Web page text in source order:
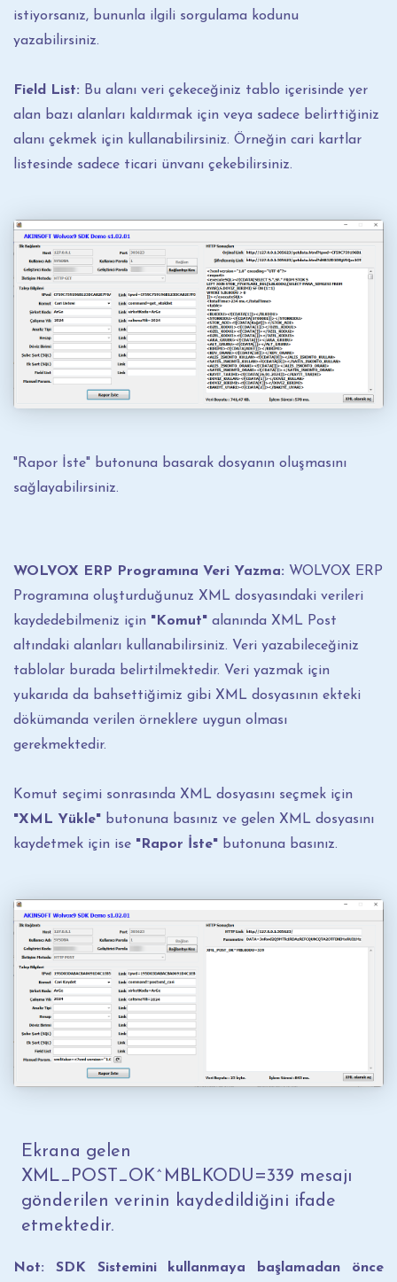
istiyorsanız, bununla ilgili sorgulama kodunu
yazabilirsiniz.
Field List: Bu alanı veri çekeceğiniz tablo içerisinde yer
alan bazı alanları kaldırmak için veya sadece belirttiğiniz
alanı çekmek için kullanabilirsiniz. Örneğin cari kartlar
listesinde sadece ticari ünvanı çekebilirsiniz.
"Rapor İste" butonuna basarak dosyanın oluşmasını
sağlayabilirsiniz.
WOLVOX ERP Programına Veri Yazma: WOLVOX ERP
Programına oluşturduğunuz XML dosyasındaki verileri
kaydedebilmeniz için "Komut" alanında XML Post
altındaki alanları kullanabilirsiniz. Veri yazabileceğiniz
tablolar burada belirtilmektedir. Veri yazmak için
yukarıda da bahsettiğimiz gibi XML dosyasının ekteki
dökümanda verilen örneklere uygun olması
gerekmektedir.
Komut seçimi sonrasında XML dosyasını seçmek için
"XML Yükle" butonuna basınız ve gelen XML dosyasını
kaydetmek için ise "Rapor İste" butonuna basınız.
Ekrana gelen
XML_POST_OK^MBLKODU=339 mesajı
gönderilen verinin kaydedildiğini ifade
etmektedir.
Not: SDK Sistemini kullanmaya başlamadan önce